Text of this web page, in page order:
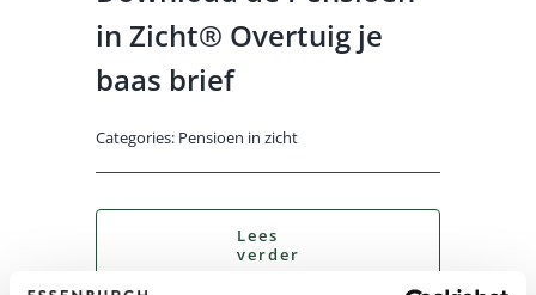
in Zicht® Overtuig je
baas brief
Categories: Pensioen in zicht
Lees
verder